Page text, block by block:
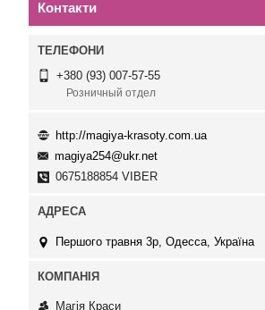
Контакти
+380 (93) 007-57-55
Розничный отдел
http://magiya-krasoty.com.ua
magiya254@ukr.net
0675188854 VIBER
Першого травня 3р, Одесса, Україна
Магія Краси